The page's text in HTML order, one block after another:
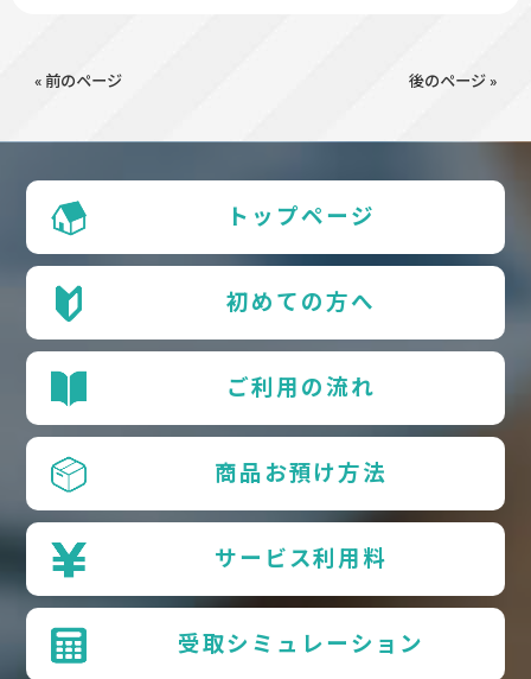
« 前のページ 後のページ »
トップページ
初めての方へ
ご利用の流れ
商品お預け方法
サービス利用料
受取シミュレーション